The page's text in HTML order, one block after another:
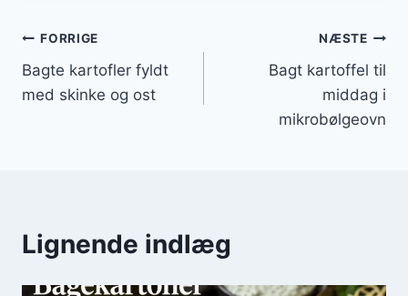
Indlægsnavigation
FORRIGE
Bagte kartofler fyldt
med skinke og ost
NÆSTE
Bagt kartoffel til
middag i
mikrobølgeovn
Lignende indlæg